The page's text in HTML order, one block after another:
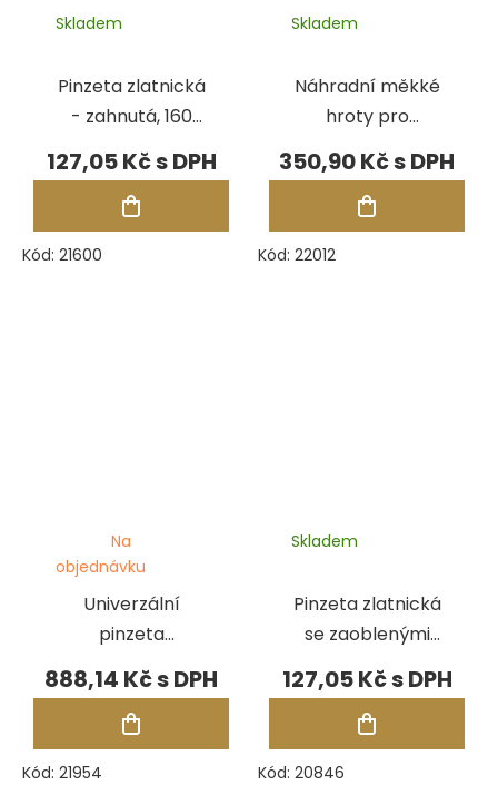
Pinzeta zlatnická
- zahnutá, 160
mm
Skladem
127,05 Kč
Kód: 21600
Náhradní měkké
hroty pro
pinzetu D-
Master (2 ks)
Skladem
350,90 Kč
Kód: 22012
Univerzální
pinzeta
Lindström TL
649-SA, 154 mm
Na
objednávku
888,14 Kč
Kód: 21954
Pinzeta zlatnická
se zaoblenými
hroty - rovná,
160 mm
Skladem
127,05 Kč
Kód: 20846